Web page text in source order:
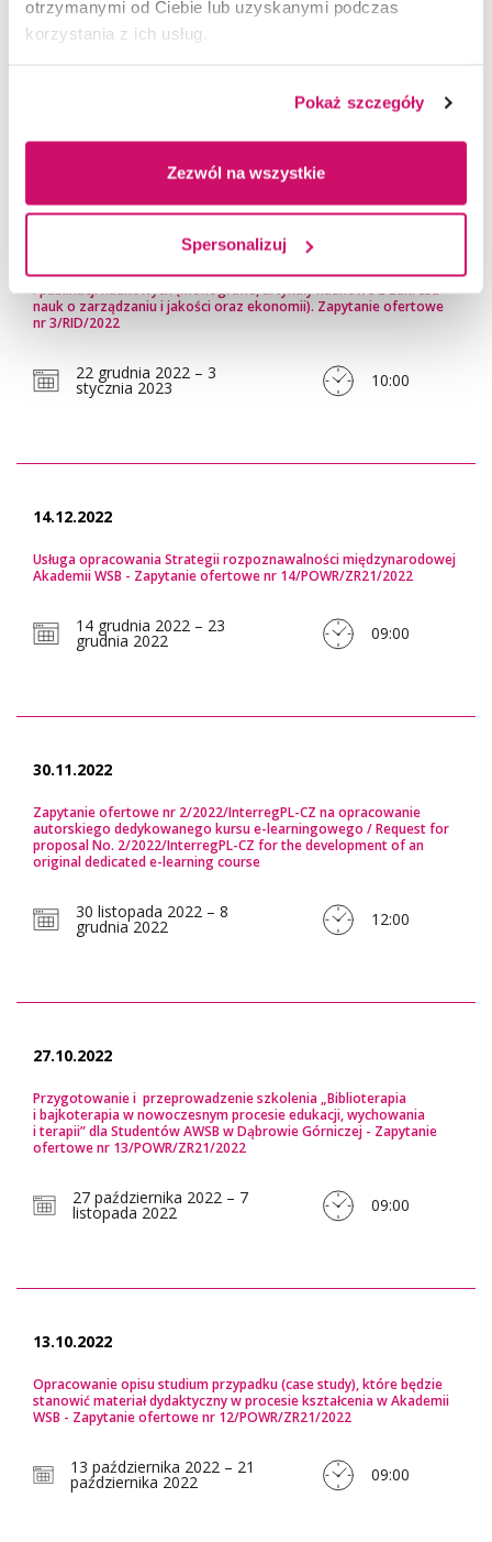
otrzymanymi od Ciebie lub uzyskanymi podczas
korzystania z ich usług.
Pokaż szczegóły
Zezwól na wszystkie
Spersonalizuj
w czasopiśmie Forum Scientiae Oeconomia realizowana przez
native speakera. Zapytanie ofertowe nr 2/RID/2022
22.12.2022
Usługa specjalistycznego tłumaczenia pisemnego z języka
polskiego na język angielski raportów z badań naukowych
i publikacji naukowych (monografie, artykuły naukowe z zakresu
nauk o zarządzaniu i jakości oraz ekonomii). Zapytanie ofertowe
nr 3/RID/2022
22 grudnia 2022 – 3
stycznia 2023 10:00
14.12.2022
Usługa opracowania Strategii rozpoznawalności międzynarodowej
Akademii WSB - Zapytanie ofertowe nr 14/POWR/ZR21/2022
14 grudnia 2022 – 23
grudnia 2022 09:00
30.11.2022
Zapytanie ofertowe nr 2/2022/InterregPL-CZ na opracowanie
autorskiego dedykowanego kursu e-learningowego / Request for
proposal No. 2/2022/InterregPL-CZ for the development of an
original dedicated e-learning course
30 listopada 2022 – 8
grudnia 2022 12:00
27.10.2022
Przygotowanie i przeprowadzenie szkolenia „Biblioterapia
i bajkoterapia w nowoczesnym procesie edukacji, wychowania
i terapii” dla Studentów AWSB w Dąbrowie Górniczej - Zapytanie
ofertowe nr 13/POWR/ZR21/2022
27 października 2022 – 7
listopada 2022 09:00
13.10.2022
Opracowanie opisu studium przypadku (case study), które będzie
stanowić materiał dydaktyczny w procesie kształcenia w Akademii
WSB - Zapytanie ofertowe nr 12/POWR/ZR21/2022
13 października 2022 – 21
października 2022 09:00